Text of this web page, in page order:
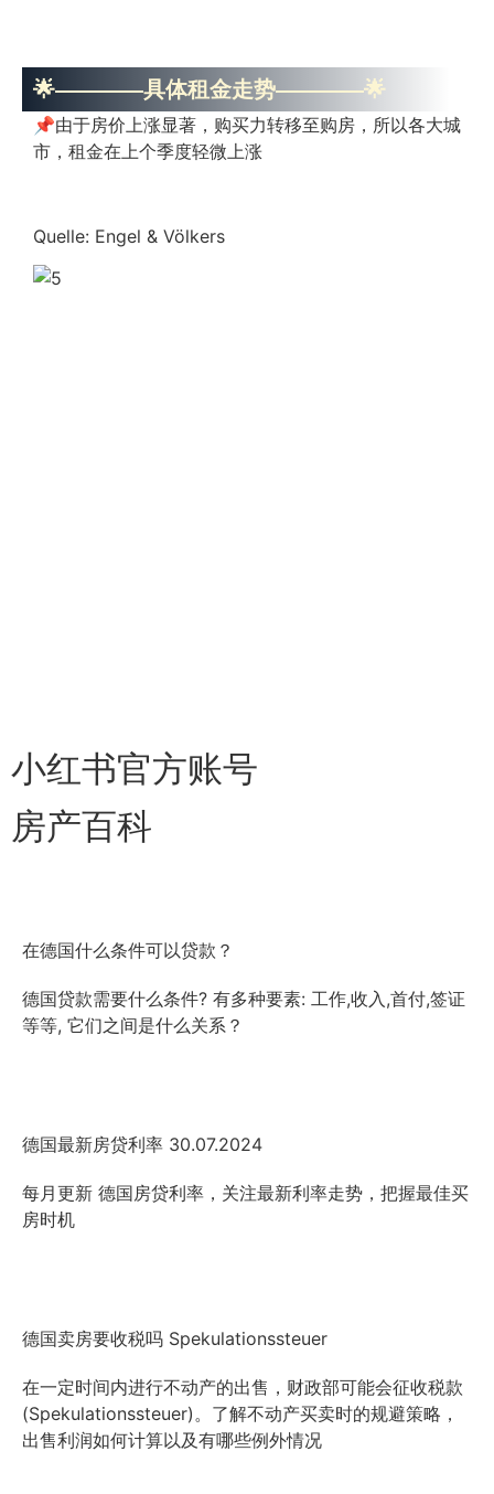
🌟————具体租金走势————🌟
📌由于房价上涨显著，购买力转移至购房，所以各大城
市，租金在上个季度轻微上涨
Quelle: Engel & Völkers
小红书官方账号
房产百科
在德国什么条件可以贷款？
德国贷款需要什么条件? 有多种要素: 工作,收入,首付,签证
等等, 它们之间是什么关系？
德国最新房贷利率 30.07.2024
每月更新 德国房贷利率，关注最新利率走势，把握最佳买
房时机
德国卖房要收税吗 Spekulationssteuer
在一定时间内进行不动产的出售，财政部可能会征收税款
(Spekulationssteuer)。了解不动产买卖时的规避策略，
出售利润如何计算以及有哪些例外情况